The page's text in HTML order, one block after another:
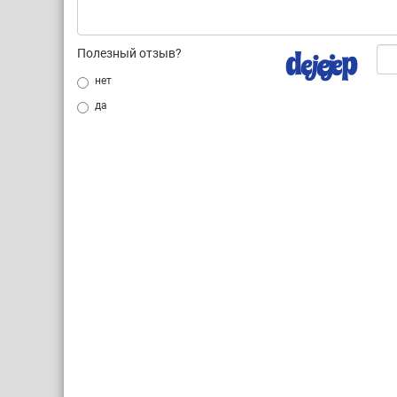
Полезный отзыв?
нет
да